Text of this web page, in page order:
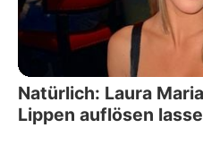
Natürlich: Laura
Lippen auflösen